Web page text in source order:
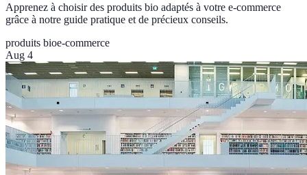
Apprenez à choisir des produits bio adaptés à votre e-commerce
grâce à notre guide pratique et de précieux conseils.
produits bioe-commerce
Aug 4